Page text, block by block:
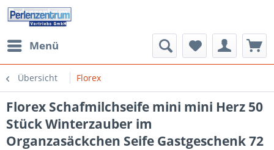
Menü
Übersicht Florex
Florex Schafmilchseife mini mini Herz 50
Stück Winterzauber im
Organzasäckchen Seife Gastgeschenk 72